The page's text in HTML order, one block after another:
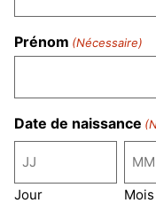
Prénom (Nécessaire)
Date de naissance
Jour Mois